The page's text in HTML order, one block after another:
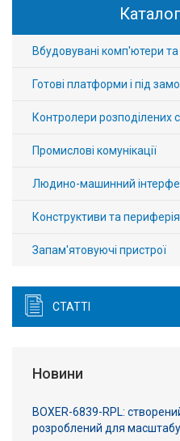
Вбудовувані комп'ютери та
Готові платформи і під
Контролери розподілених
Промислові комунікації
Людино-машинний
Конструктиви та периферія
Запам'ятовуючі пристрої
СТАТТІ
Новини
BOXER-6839-RPL:
розроблений для